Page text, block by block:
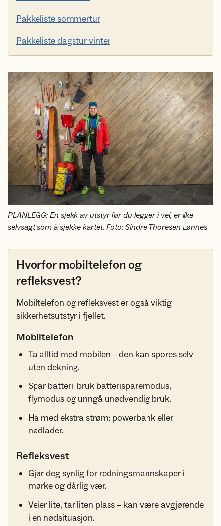
Pakkeliste sommertur
Pakkeliste dagstur vinter
PLANLEGG: En sjekk av utstyr før du legger i vei, er like
selvsagt som å sjekke kartet. Foto: Sindre Thoresen Lønnes
Hvorfor mobiltelefon og
refleksvest?
Mobiltelefon og refleksvest er også viktig
sikkerhetsutstyr i fjellet.
Mobiltelefon
Ta alltid med mobilen – den kan spores selv
uten dekning.
Spar batteri: bruk batterisparemodus,
flymodus og unngå unødvendig bruk.
Ha med ekstra strøm: powerbank eller
nødlader.
Refleksvest
Gjør deg synlig for redningsmannskaper i
mørke og dårlig vær.
Veier lite, tar liten plass – kan være avgjørende
i en nødsituasjon.